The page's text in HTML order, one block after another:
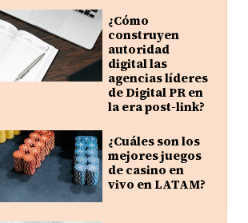
¿Cómo
construyen
autoridad
digital las
agencias líderes
de Digital PR en
la era post-link?
¿Cuáles son los
mejores juegos
de casino en
vivo en LATAM?